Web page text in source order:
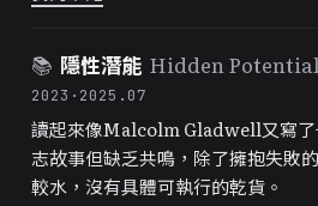
📚 隱性潛能 Hidden Potential
2023 · 2025.07
讀起來像Malcolm Gladwell又寫了
志故事但缺乏共鳴，除了擁抱失敗
較水，沒有具體可執行的乾貨。